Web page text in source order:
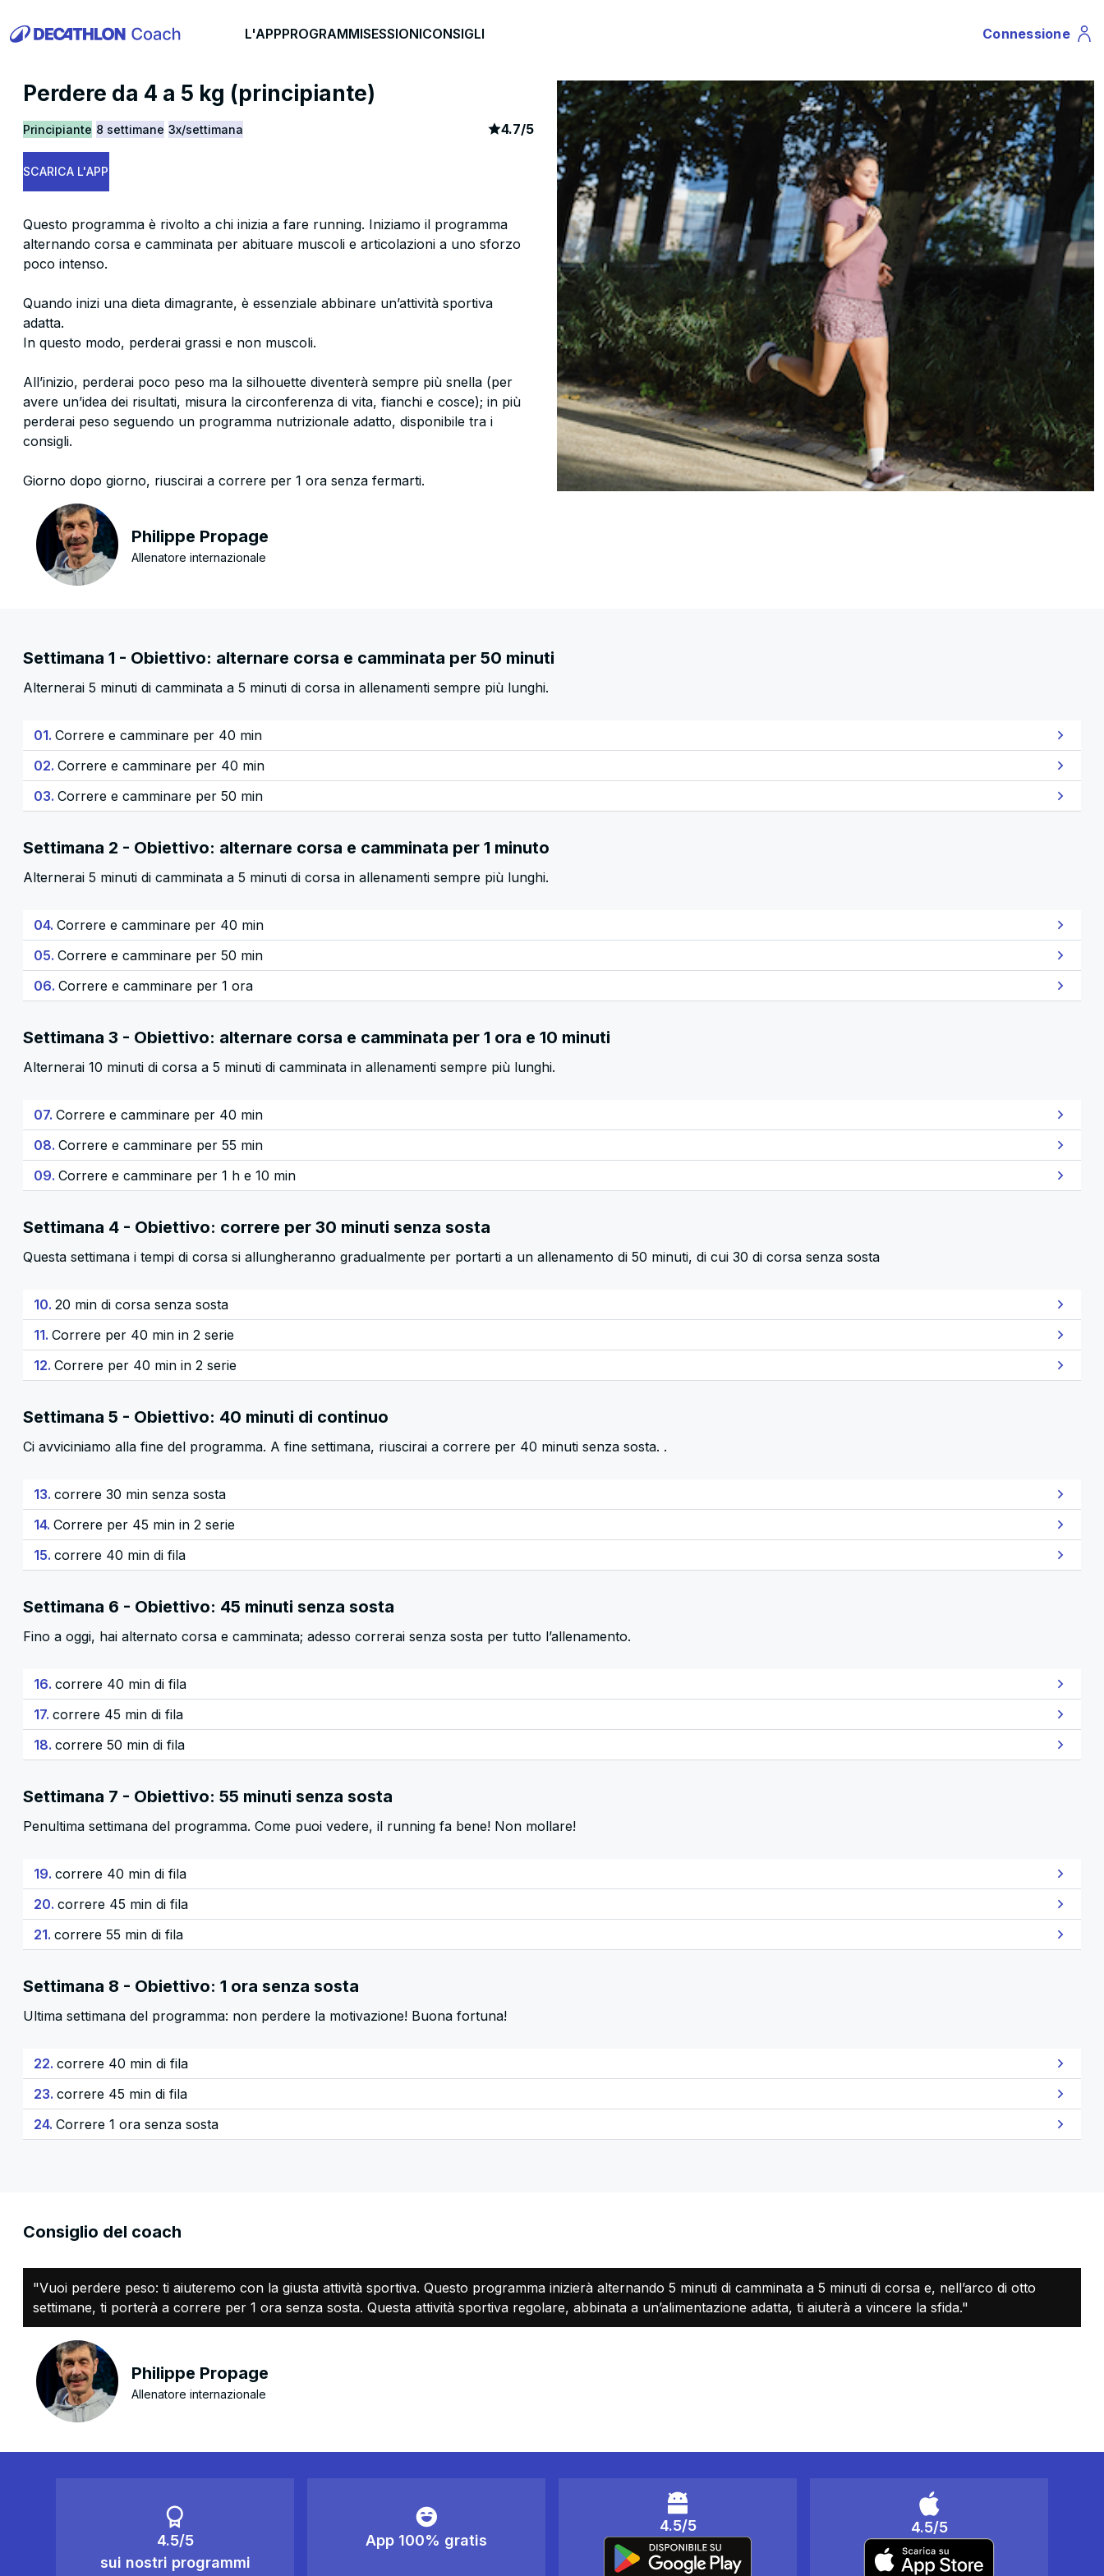
L'APPPROGRAMMISESSIONICONSIGLI Profile
Connessione
Perdere da 4 a 5 kg (principiante)
Principiante 8 settimane 3x/settimana article rating
4.7/52684
SCARICA L'APP
Questo programma è rivolto a chi inizia a fare running. Iniziamo il programma
alternando corsa e camminata per abituare muscoli e articolazioni a uno sforzo
poco intenso.
Quando inizi una dieta dimagrante, è essenziale abbinare un’attività sportiva
adatta.
In questo modo, perderai grassi e non muscoli.
All’inizio, perderai poco peso ma la silhouette diventerà sempre più snella (per
avere un’idea dei risultati, misura la circonferenza di vita, fianchi e cosce); in più
perderai peso seguendo un programma nutrizionale adatto, disponibile tra i
consigli.
Giorno dopo giorno, riuscirai a correre per 1 ora senza fermarti.
Philippe Propage
Allenatore internazionale
Settimana 1 - Obiettivo: alternare corsa e camminata per 50 minuti
Alternerai 5 minuti di camminata a 5 minuti di corsa in allenamenti sempre più lunghi.
01. Correre e camminare per 40 min
02. Correre e camminare per 40 min
03. Correre e camminare per 50 min
Settimana 2 - Obiettivo: alternare corsa e camminata per 1 minuto
Alternerai 5 minuti di camminata a 5 minuti di corsa in allenamenti sempre più lunghi.
04. Correre e camminare per 40 min
05. Correre e camminare per 50 min
06. Correre e camminare per 1 ora
Settimana 3 - Obiettivo: alternare corsa e camminata per 1 ora e 10 minuti
Alternerai 10 minuti di corsa a 5 minuti di camminata in allenamenti sempre più lunghi.
07. Correre e camminare per 40 min
08. Correre e camminare per 55 min
09. Correre e camminare per 1 h e 10 min
Settimana 4 - Obiettivo: correre per 30 minuti senza sosta
Questa settimana i tempi di corsa si allungheranno gradualmente per portarti a un allenamento di 50 minuti, di cui 30 di corsa senza sosta
10. 20 min di corsa senza sosta
11. Correre per 40 min in 2 serie
12. Correre per 40 min in 2 serie
Settimana 5 - Obiettivo: 40 minuti di continuo
Ci avviciniamo alla fine del programma. A fine settimana, riuscirai a correre per 40 minuti senza sosta. .
13. correre 30 min senza sosta
14. Correre per 45 min in 2 serie
15. correre 40 min di fila
Settimana 6 - Obiettivo: 45 minuti senza sosta
Fino a oggi, hai alternato corsa e camminata; adesso correrai senza sosta per tutto l’allenamento.
16. correre 40 min di fila
17. correre 45 min di fila
18. correre 50 min di fila
Settimana 7 - Obiettivo: 55 minuti senza sosta
Penultima settimana del programma. Come puoi vedere, il running fa bene! Non mollare!
19. correre 40 min di fila
20. correre 45 min di fila
21. correre 55 min di fila
Settimana 8 - Obiettivo: 1 ora senza sosta
Ultima settimana del programma: non perdere la motivazione! Buona fortuna!
22. correre 40 min di fila
23. correre 45 min di fila
24. Correre 1 ora senza sosta
Consiglio del coach
"Vuoi perdere peso: ti aiuteremo con la giusta attività sportiva. Questo programma inizierà alternando 5 minuti di camminata a 5 minuti di corsa e, nell’arco di otto
settimane, ti porterà a correre per 1 ora senza sosta. Questa attività sportiva regolare, abbinata a un’alimentazione adatta, ti aiuterà a vincere la sfida."
Philippe Propage
Allenatore internazionale
4.5/5
sui nostri programmi
App 100% gratis
4.5/5 4.5/5